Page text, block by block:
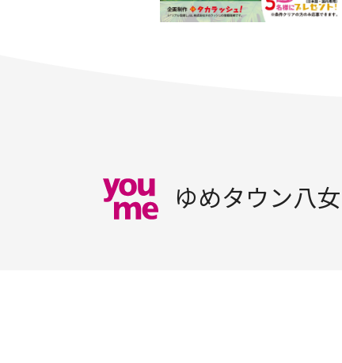
ゆめタウン八女